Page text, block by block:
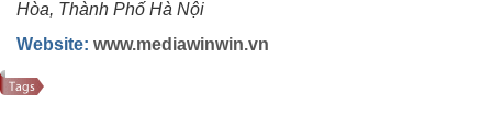
Hòa, Thành Phố Hà Nội
Website: www.mediawinwin.vn